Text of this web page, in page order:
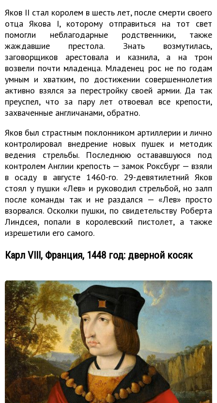
Яков II стал королем в шесть лет, после смерти своего
отца Якова I, которому отправиться на тот свет
помогли неблагодарные родственники, также
жаждавшие престола. Знать возмутилась,
заговорщиков арестовала и казнила, а на трон
возвели почти младенца. Младенец рос не по годам
умным и хватким, по достижении совершеннолетия
активно взялся за перестройку своей армии. Да так
преуспел, что за пару лет отвоевал все крепости,
захваченные англичанами, обратно.
Яков был страстным поклонником артиллерии и лично
контролировал внедрение новых пушек и методик
ведения стрельбы. Последнюю остававшуюся под
контролем Англии крепость — замок Роксбург — взяли
в осаду в августе 1460-го. 29-девятилетний Яков
стоял у пушки «Лев» и руководил стрельбой, но залп
после команды так и не раздался — «Лев» просто
взорвался. Осколки пушки, по свидетельству Роберта
Линдсея, попали в королевский пистолет, а также
изрешетили его самого.
Карл VIII, Франция, 1448 год: дверной косяк